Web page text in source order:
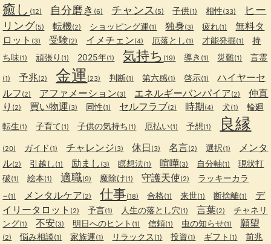
癒し (12) 自分磨き (6) チャンス (5) 子供(1) 相性(33)
ヒー
リング(5) 転機(2) ショッピング運(1) 独身(3) 疲れ(1)
無料タ
ロット (3) 受験(2) イメチェン(4) 厄落とし (1) 才能発掘(1)
持
ち味(1) 頑張り (1) 2025年(1) 気持ち (19) 導き (1) 災難(1) 言霊
(1) 予兆(2) 金運 (23) 判断(1) 第六感(1) 啓示(1)
ハイヤーセ
ルフ (2) アファメーション(3) エネルギーバンパイア(2)
仲直
り (2) 買い物運(3) 同性(1) セルフラブ(2) 時期(4) 犬(1)
輪廻
転生(1) 子育て(1) 子供の気持ち(1) 厄払い(1) 予想(1) 良縁
(20) ガイド (1) チャレンジ(3) 休日 (3) 名言(2) 選択(1)
メンタ
ル(2) 引越し (1) 励まし (3) 瞑想法(1) 喧嘩(3) 自分軸(1)
現状打
破(1) 絵本(1) 適職(9) 魔除け(1) 守護天使(2)
ラッキーカラ
−(1) メンタルケア(2) 仕事(18) 合格(1) 来世(1) 断捨離(1)
デ
イリータロット (2) 予言(1) 人生の落とし穴(1) 言葉(2)
チャネリ
ング(1) 不安(3) 明日へのヒント (1) 信頼(1) 虫の知らせ(1) 願望
(2) 悩み相談(1) 家族運(1) リラックス (1) 投資(1) ギフト (1) 前兆